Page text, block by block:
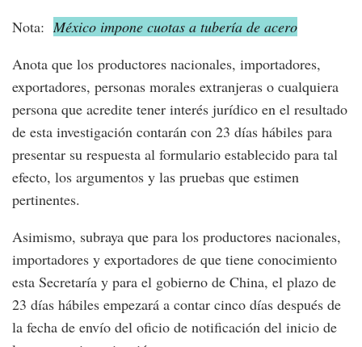
Nota: México impone cuotas a tubería de acero
Anota que los productores nacionales, importadores,
exportadores, personas morales extranjeras o cualquiera
persona que acredite tener interés jurídico en el resultado
de esta investigación contarán con 23 días hábiles para
presentar su respuesta al formulario establecido para tal
efecto, los argumentos y las pruebas que estimen
pertinentes.
Asimismo, subraya que para los productores nacionales,
importadores y exportadores de que tiene conocimiento
esta Secretaría y para el gobierno de China, el plazo de
23 días hábiles empezará a contar cinco días después de
la fecha de envío del oficio de notificación del inicio de